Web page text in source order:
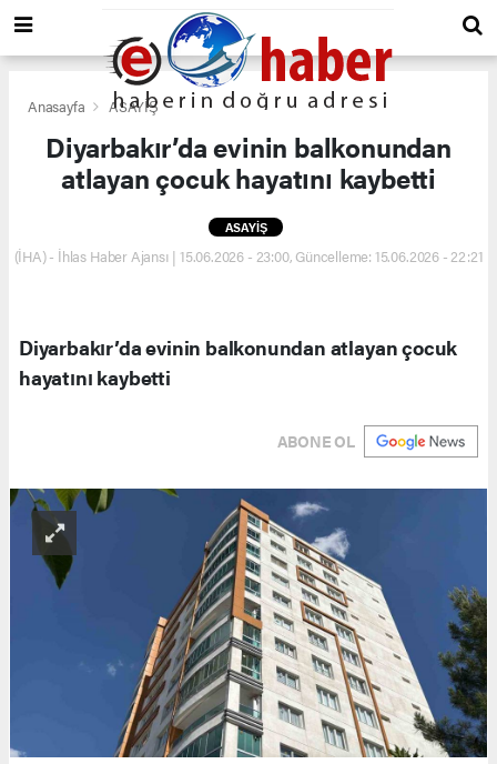
Anasayfa ASAYİŞ
Diyarbakır’da evinin balkonundan
atlayan çocuk hayatını kaybetti
ASAYİŞ
(İHA) - İhlas Haber Ajansı | 15.06.2026 - 23:00, Güncelleme: 15.06.2026 - 22:21
Diyarbakır’da evinin balkonundan atlayan çocuk
hayatını kaybetti
ABONE OL